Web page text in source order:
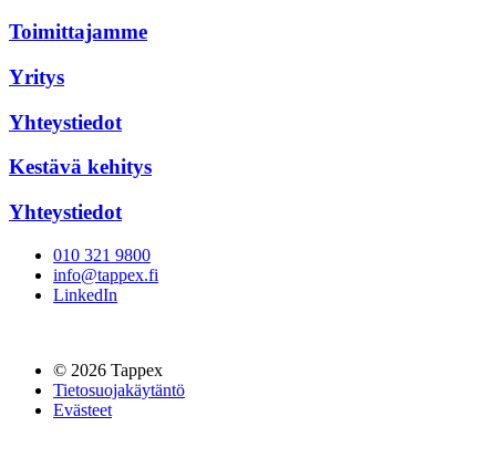
Toimittajamme
Yritys
Yhteystiedot
Kestävä kehitys
Yhteystiedot
010 321 9800
info@tappex.fi
LinkedIn
© 2026 Tappex
Tietosuojakäytäntö
Evästeet